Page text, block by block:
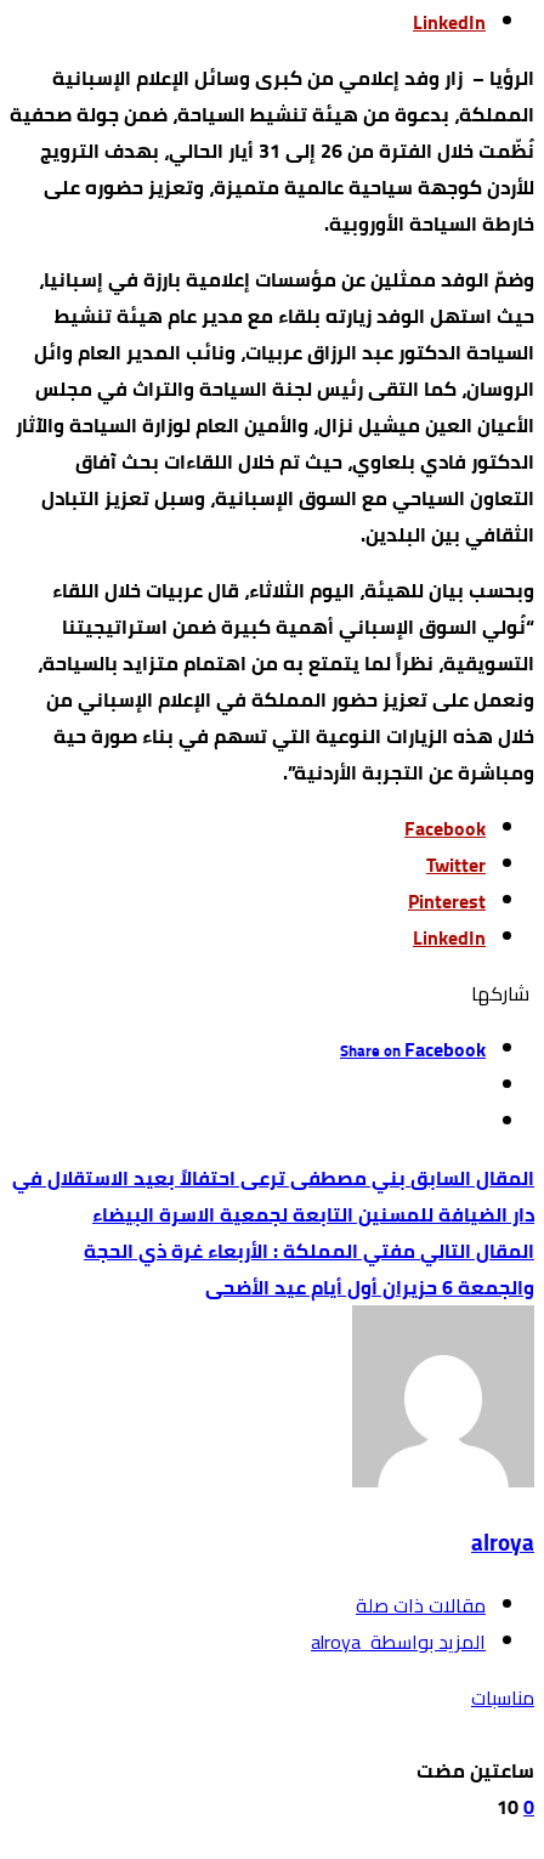
LinkedIn
الرؤيا – زار وفد إعلامي من كبرى وسائل الإعلام الإسبانية
المملكة، بدعوة من هيئة تنشيط السياحة، ضمن جولة صحفية
نُظّمت خلال الفترة من 26 إلى 31 أيار الحالي، بهدف الترويج
للأردن كوجهة سياحية عالمية متميزة، وتعزيز حضوره على
خارطة السياحة الأوروبية.
وضمّ الوفد ممثلين عن مؤسسات إعلامية بارزة في إسبانيا،
حيث استهل الوفد زيارته بلقاء مع مدير عام هيئة تنشيط
السياحة الدكتور عبد الرزاق عربيات، ونائب المدير العام وائل
الروسان، كما التقى رئيس لجنة السياحة والتراث في مجلس
الأعيان العين ميشيل نزال، والأمين العام لوزارة السياحة والآثار
الدكتور فادي بلعاوي، حيث تم خلال اللقاءات بحث آفاق
التعاون السياحي مع السوق الإسبانية، وسبل تعزيز التبادل
الثقافي بين البلدين.
وبحسب بيان للهيئة، اليوم الثلاثاء، قال عربيات خلال اللقاء
“نُولي السوق الإسباني أهمية كبيرة ضمن استراتيجيتنا
التسويقية، نظراً لما يتمتع به من اهتمام متزايد بالسياحة،
ونعمل على تعزيز حضور المملكة في الإعلام الإسباني من
خلال هذه الزيارات النوعية التي تسهم في بناء صورة حية
ومباشرة عن التجربة الأردنية”.
Facebook
Twitter
Pinterest
LinkedIn
‫‫ شاركها‬
Share onFacebook
بني مصطفى ترعى احتفالاً بعيد الاستقلال في
دار الضيافة للمسنين التابعة لجمعية الاسرة البيضاء
مفتي المملكة : الأربعاء غرة ذي الحجة
والجمعة 6 حزيران أول أيام عيد الأضحى
alroya
‫مقالات ذات صلة‬
‫‫المزيد بواسطة‬ ‬ alroya
مناسبات
‫‫‫‏‫ساعتين مضت‬
0
10